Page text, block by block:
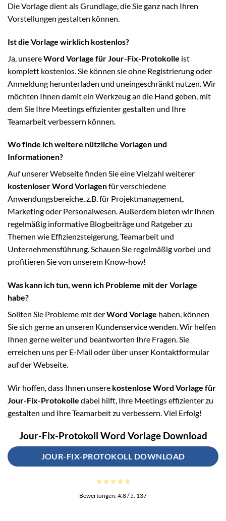
Die Vorlage dient als Grundlage, die Sie ganz nach Ihren
Vorstellungen gestalten können.
Ist die Vorlage wirklich kostenlos?
Ja, unsereWord Vorlage für Jour-Fix-Protokolle ist
komplett kostenlos. Sie können sie ohne Registrierung oder
Anmeldung herunterladen und uneingeschränkt nutzen. Wir
möchten Ihnen damit ein Werkzeug an die Hand geben, mit
dem Sie Ihre Meetings effizienter gestalten und Ihre
Teamarbeit verbessern können.
Wo finde ich weitere nützliche Vorlagen und
Informationen?
Auf unserer Webseite finden Sie eine Vielzahl weiterer
kostenloser Word Vorlagenfür verschiedene
Anwendungsbereiche, z.B. für Projektmanagement,
Marketing oder Personalwesen. Außerdem bieten wir Ihnen
regelmäßig informative Blogbeiträge und Ratgeber zu
Themen wie Effizienzsteigerung, Teamarbeit und
Unternehmensführung. Schauen Sie regelmäßig vorbei und
profitieren Sie von unserem Know-how!
Was kann ich tun, wenn ich Probleme mit der Vorlage
habe?
Sollten Sie Probleme mit derWord Vorlage haben, können
Sie sich gerne an unseren Kundenservice wenden. Wir helfen
Ihnen gerne weiter und beantworten Ihre Fragen. Sie
erreichen uns per E-Mail oder über unser Kontaktformular
auf der Webseite.
Wir hoffen, dass Ihnen unsere kostenlose Word Vorlage für
Jour-Fix-Protokolle dabei hilft, Ihre Meetings effizienter zu
gestalten und Ihre Teamarbeit zu verbessern. Viel Erfolg!
Jour-Fix-Protokoll Word Vorlage Download
JOUR-FIX-PROTOKOLL DOWNLOAD
Bewertungen:4.8/ 5. 137